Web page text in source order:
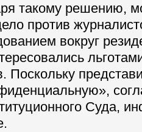
такому решению,
против
вокруг
Поскольку
Суда,